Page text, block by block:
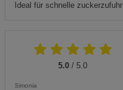
Ideal für schnelle zuckerzufuhr
5.0 / 5.0
Simonia